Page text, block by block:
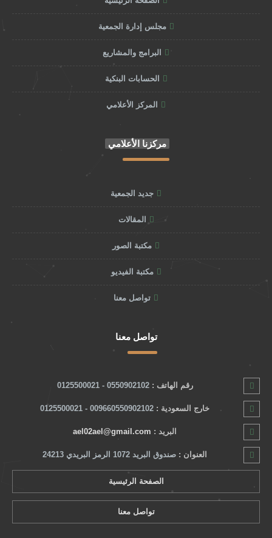
مجلس إدارة الجمعية
البرامج والمشاريع
الحسابات البنكية
المركز الأعلامي
مركزنا الأعلامي
جديد الجمعية
المقالات
مكتبة الصور
مكتبة الفيديو
تواصل معنا
تواصل معنا
رقم الهاتف :0550902102 - 0125500021
خارج السعودية : 009660550902102 - 0125500021
البريد : ael02ael@gmail.com
العنوان : صندوق البريد 1072 الرمز البريدي 24213
الصفحة الرئيسية
تواصل معنا